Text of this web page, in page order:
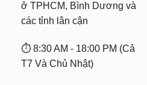
ở TPHCM, Bình Dương và
các tỉnh lân cận
⏱️ 8:30 AM - 18:00 PM (Cả
T7 Và Chủ Nhật)